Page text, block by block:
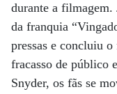
durante a
da franquia
pressas e concluiu
fracasso de público
Snyder, os fãs se